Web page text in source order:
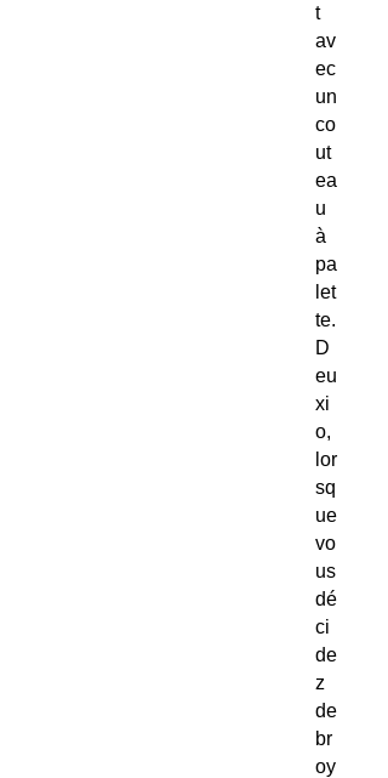
t
av
ec
un
co
ut
ea
u
à
pa
let
te.
D
eu
xi
o,
lor
sq
ue
vo
us
dé
ci
de
z
de
br
oy